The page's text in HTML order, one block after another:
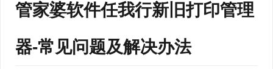
管家婆软件任我行新旧打印管理
器-常见问题及解决办法